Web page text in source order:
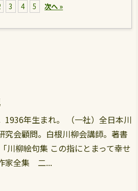
3 4 5 次へ »
1936年生まれ。 （一社）全日本川
究会顧問。白根川柳会講師。著書
川柳絵句集 この指にとまって幸せ
家全集 二...